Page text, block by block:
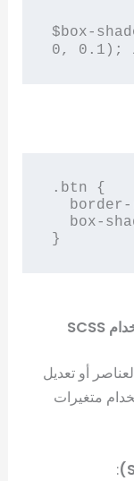
$box-
.btn {
أو تعديل
متغيرات
: